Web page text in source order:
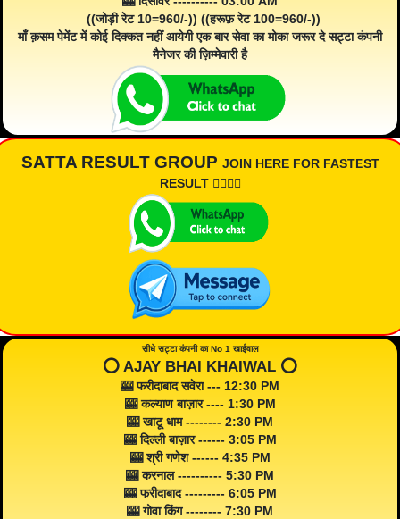
((जोड़ी रेट 10=960/-)) ((हरूफ़ रेट 100=960/-))
माँ क़सम पेमेंट में कोई दिक्कत नहीं आयेगी एक बार सेवा का मोका जरूर दे सट्टा कंपनी
मैनेजर की ज़िम्मेवारी है
SATTA RESULT GROUP JOIN HERE FOR FASTEST
RESULT 👇🏾👇🏾
सीधे सट्टा कंपनी का No 1 खाईवाल
⭕️ AJAY BHAI KHAIWAL ⭕️
🎰 फरीदाबाद सवेरा --- 12:30 PM
🎰 कल्याण बाज़ार ---- 1:30 PM
🎰 खाटू धाम -------- 2:30 PM
🎰 दिल्ली बाज़ार ------ 3:05 PM
🎰 श्री गणेश ------ 4:35 PM
🎰 करनाल ---------- 5:30 PM
🎰 फरीदाबाद --------- 6:05 PM
🎰 गोवा किंग -------- 7:30 PM